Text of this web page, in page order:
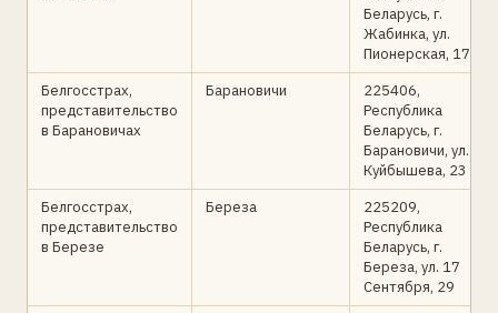
Беларусь, г.
Жабинка, ул.
Пионерская, 17
Белгосстрах,
представительство
в Барановичах
Барановичи
225406,
Республика
Беларусь, г.
Барановичи, ул.
Куйбышева, 23
Белгосстрах,
представительство
в Березе
Береза
225209,
Республика
Беларусь, г.
Береза, ул. 17
Сентября, 29